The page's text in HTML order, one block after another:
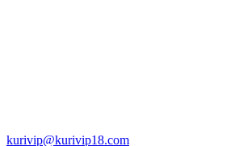
kurivip@kurivip18.com